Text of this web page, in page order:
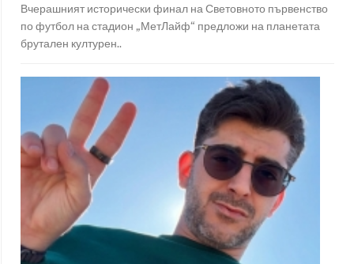
Вчерашният исторически финал на Световното първенство
по футбол на стадион „МетЛайф“ предложи на планетата
брутален културен..